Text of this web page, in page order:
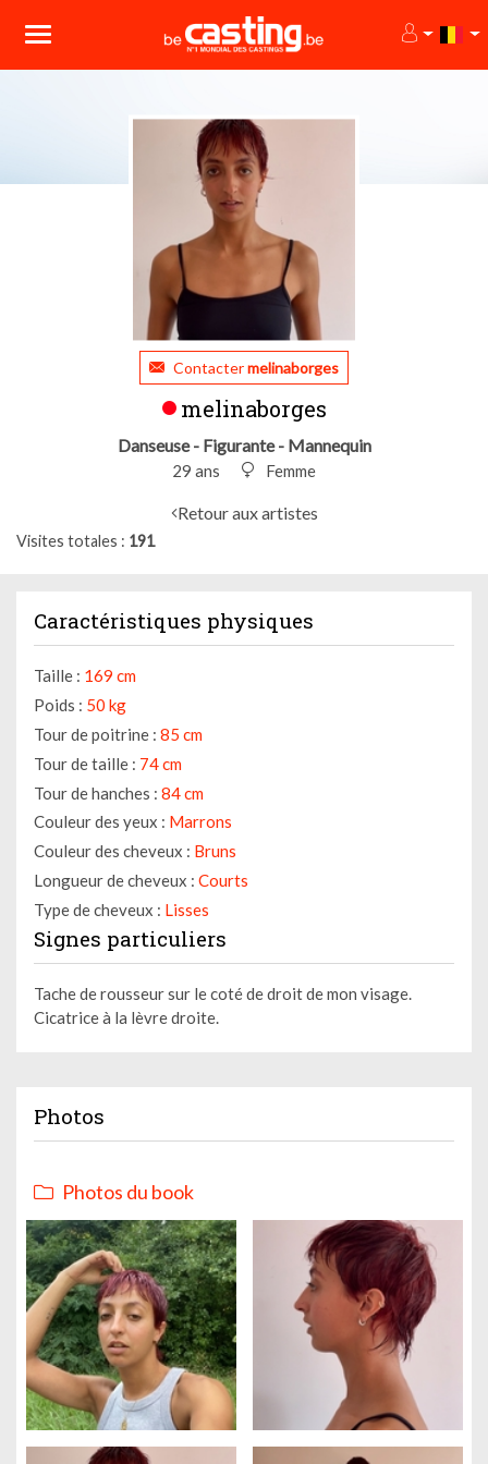
Contactermelinaborges
melinaborges
Danseuse - Figurante - Mannequin
29 ans Femme
Retour aux artistes
Visites totales 191
Caractéristiques physiques
Taille : 169 cm
Poids : 50 kg
Tour de poitrine : 85 cm
Tour de taille : 74 cm
Tour de hanches : 84 cm
Couleur des yeux : Marrons
Couleur des cheveux : Bruns
Longueur de cheveux : Courts
Type de cheveux : Lisses
Signes particuliers
Tache de rousseur sur le coté de droit de mon visage.
Cicatrice à la lèvre droite.
Photos
Photos du book